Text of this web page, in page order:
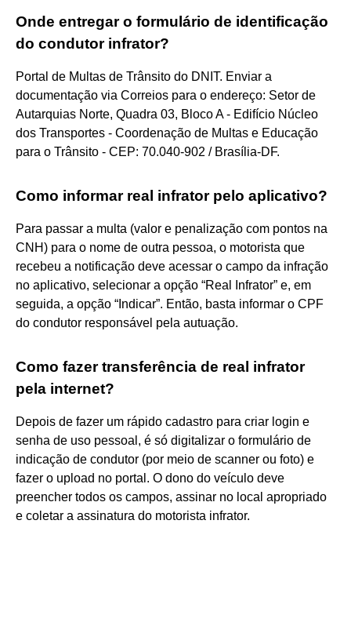
Onde entregar o formulário de identificação
do condutor infrator?
Portal de Multas de Trânsito do DNIT. Enviar a
documentação via Correios para o endereço: Setor de
Autarquias Norte, Quadra 03, Bloco A - Edifício Núcleo
dos Transportes - Coordenação de Multas e Educação
para o Trânsito - CEP: 70.040-902 / Brasília-DF.
Como informar real infrator pelo aplicativo?
Para passar a multa (valor e penalização com pontos na
CNH) para o nome de outra pessoa, o motorista que
recebeu a notificação deve acessar o campo da infração
no aplicativo, selecionar a opção “Real Infrator” e, em
seguida, a opção “Indicar”. Então, basta informar o CPF
do condutor responsável pela autuação.
Como fazer transferência de real infrator
pela internet?
Depois de fazer um rápido cadastro para criar login e
senha de uso pessoal, é só digitalizar o formulário de
indicação de condutor (por meio de scanner ou foto) e
fazer o upload no portal. O dono do veículo deve
preencher todos os campos, assinar no local apropriado
e coletar a assinatura do motorista infrator.